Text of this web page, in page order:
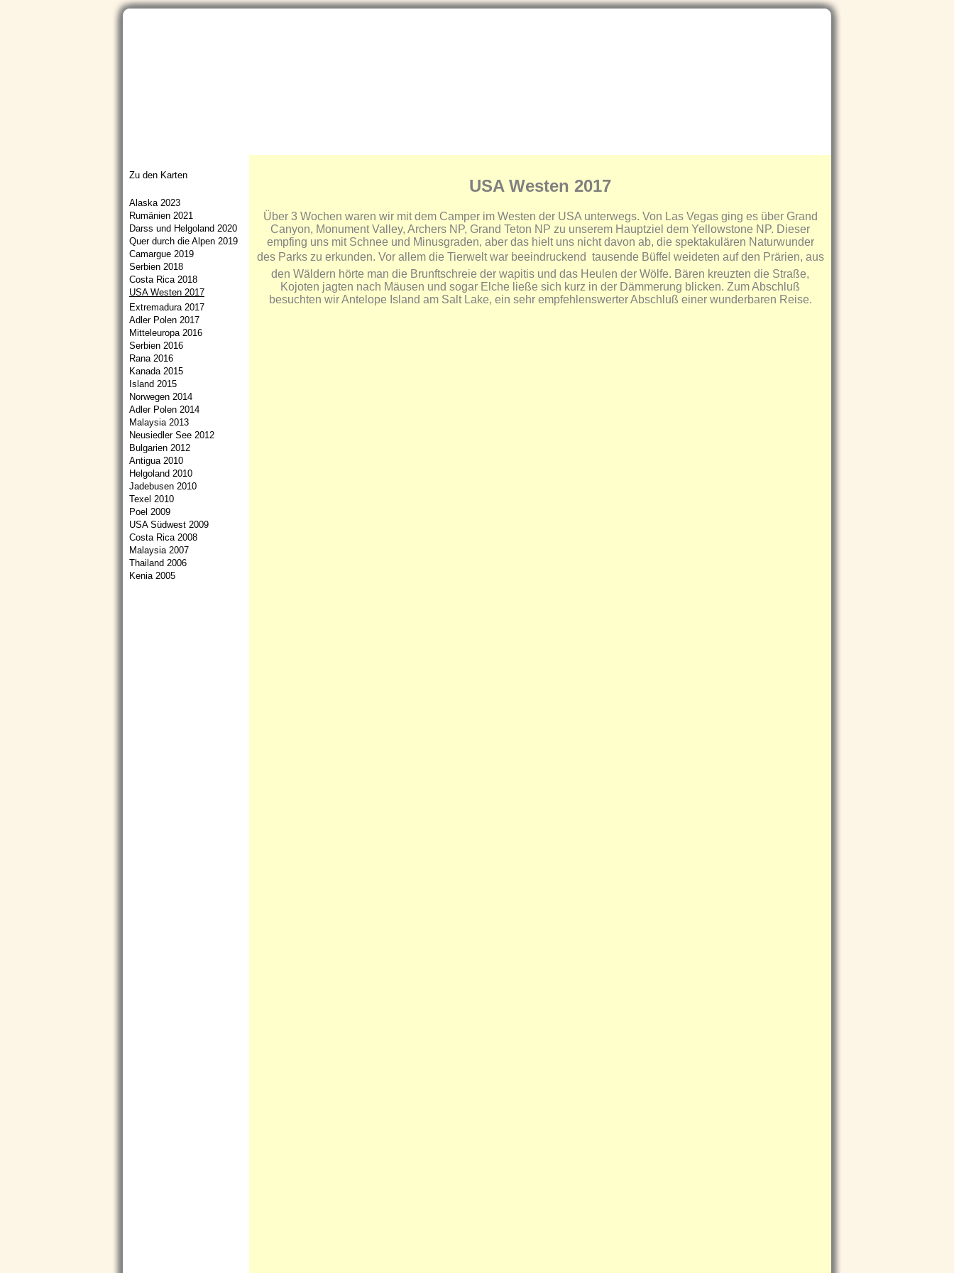
Zu den Karten
Alaska 2023
Rumänien 2021
Darss und Helgoland 2020
Quer durch die Alpen 2019
Camargue 2019
Serbien 2018
Costa Rica 2018
USA Westen 2017
Extremadura 2017
Adler Polen 2017
Mitteleuropa 2016
Serbien 2016
Rana 2016
Kanada 2015
Island 2015
Norwegen 2014
Adler Polen 2014
Malaysia 2013
Neusiedler See 2012
Bulgarien 2012
Antigua 2010
Helgoland 2010
Jadebusen 2010
Texel 2010
Poel 2009
USA Südwest 2009
Costa Rica 2008
Malaysia 2007
Thailand 2006
Kenia 2005
USA Westen 2017
Über 3 Wochen waren wir mit dem Camper im Westen der USA unterwegs. Von Las Vegas ging es über Grand
Canyon, Monument Valley, Archers NP, Grand Teton NP zu unserem Hauptziel dem Yellowstone NP. Dieser
empfing uns mit Schnee und Minusgraden, aber das hielt uns nicht davon ab, die spektakulären Naturwunder
des Parks zu erkunden. Vor allem die Tierwelt war beeindruckend  tausende Büffel weideten auf den Prärien, aus
den Wäldern hörte man die Brunftschreie der wapitis und das Heulen der Wölfe. Bären kreuzten die Straße,
Kojoten jagten nach Mäusen und sogar Elche ließe sich kurz in der Dämmerung blicken. Zum Abschluß
besuchten wir Antelope Island am Salt Lake, ein sehr empfehlenswerter Abschluß einer wunderbaren Reise.